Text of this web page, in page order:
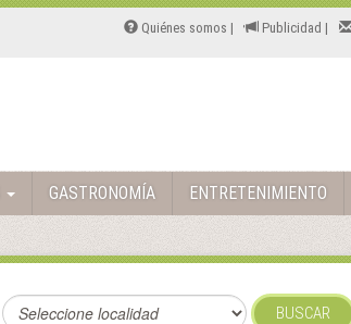
Quiénes somos | Publicidad |
GASTRONOMÍA ENTRETENIMIENTO
BUSCAR